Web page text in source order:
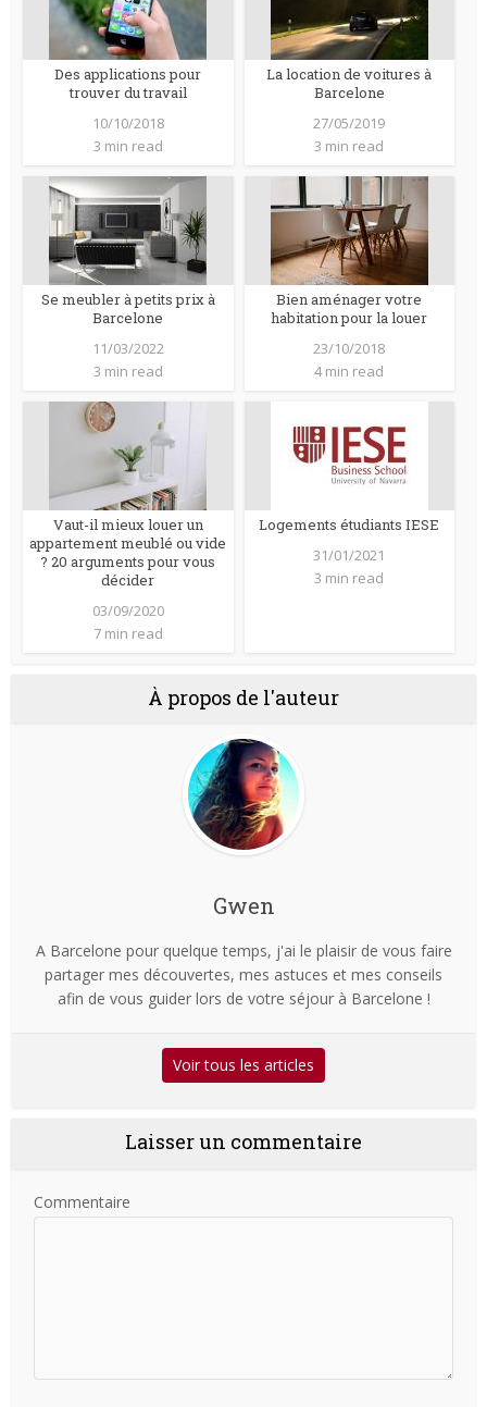
Des applications pour
trouver du travail
10/10/2018
3 min read
La location de voitures à
Barcelone
27/05/2019
3 min read
Se meubler à petits prix à
Barcelone
11/03/2022
3 min read
Bien aménager votre
habitation pour la louer
23/10/2018
4 min read
Vaut-il mieux louer un
appartement meublé ou vide
? 20 arguments pour vous
décider
03/09/2020
7 min read
Logements étudiants IESE
31/01/2021
3 min read
À propos de l'auteur
Gwen
A Barcelone pour quelque temps, j'ai le plaisir de vous faire
partager mes découvertes, mes astuces et mes conseils
afin de vous guider lors de votre séjour à Barcelone !
Voir tous les articles
Laisser un commentaire
Commentaire